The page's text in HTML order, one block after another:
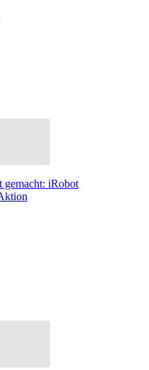
gemacht: iRobot